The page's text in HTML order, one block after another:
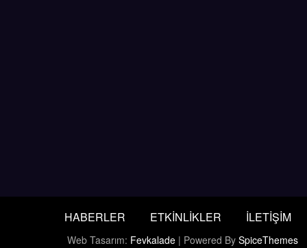
HABERLER ETKİNLİKLER İLETİŞİM